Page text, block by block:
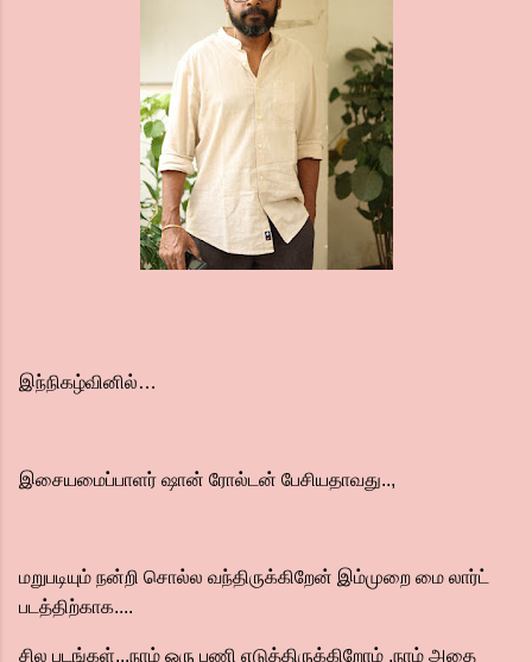
இந்நிகழ்வினில்…
இசையமைப்பாளர் ஷான் ரோல்டன் பேசியதாவது..,
மறுபடியும் நன்றி சொல்ல வந்திருக்கிறேன் இம்முறை மை லார்ட்
படத்திற்காக....
சில படங்கள்...நாம் ஒரு பணி எடுத்திருக்கிறோம் ,நாம் அதை